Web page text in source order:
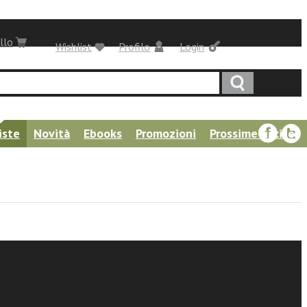
Login
Profilo
Wishlist
Novità Ebooks Promozioni
Prossime uscite